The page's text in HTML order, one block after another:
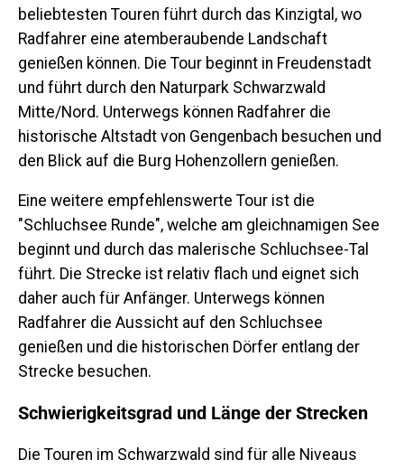
beliebtesten Touren führt durch das Kinzigtal, wo
Radfahrer eine atemberaubende Landschaft
genießen können. Die Tour beginnt in Freudenstadt
und führt durch den Naturpark Schwarzwald
Mitte/Nord. Unterwegs können Radfahrer die
historische Altstadt von Gengenbach besuchen und
den Blick auf die Burg Hohenzollern genießen.
Eine weitere empfehlenswerte Tour ist die
"Schluchsee Runde", welche am gleichnamigen See
beginnt und durch das malerische Schluchsee-Tal
führt. Die Strecke ist relativ flach und eignet sich
daher auch für Anfänger. Unterwegs können
Radfahrer die Aussicht auf den Schluchsee
genießen und die historischen Dörfer entlang der
Strecke besuchen.
Schwierigkeitsgrad und Länge der Strecken
Die Touren im Schwarzwald sind für alle Niveaus